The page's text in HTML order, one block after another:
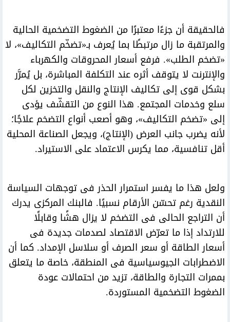
فالحقيقة أن جزءًا معتبرًا من الضغوط التضخمية الحالية
والمرتقبة ما زال مرتبطًا بما يُعرف بـ«تضخّم التكاليف»، لا
«تضخم الطلب». فرفع أسعار المحروقات والكهرباء
والإنترنت لا يتوقف أثره عند التكلفة المباشرة، بل يُمرَّر
بشكل قوى إلى تكاليف الإنتاج والنقل والتخزين لكل
سلع وخدمات المجتمع. هذا النوع من التقشّف يؤدى
إلى «تضخم التكاليف»، وهو أصعب أنواع التضخم علاجًا؛
لأنه يضرب جانب العرض (الإنتاج)، ويجعل الصناعة المحلية
أقل تنافسية، مما يكرس الاعتماد على الاستيراد.
ولعل هذا ما يفسر استمرار الحذر فى توجهات السياسة
النقدية رغم تحسّن الأرقام نسبيًا. فالبنك المركزى يدرك
أن التراجع الحالى فى التضخم لا يزال هشًا وقابلًا
للارتداد إذا ما تعرّض الاقتصاد لصدمات جديدة فى
أسعار الطاقة أو سعر الصرف أو سلاسل الإمداد. كما أن
الاضطرابات الجيوسياسية فى المنطقة، خاصة ما يتعلق
بممرات التجارة والطاقة، تزيد من احتمالات عودة
الضغوط التضخمية المستوردة.